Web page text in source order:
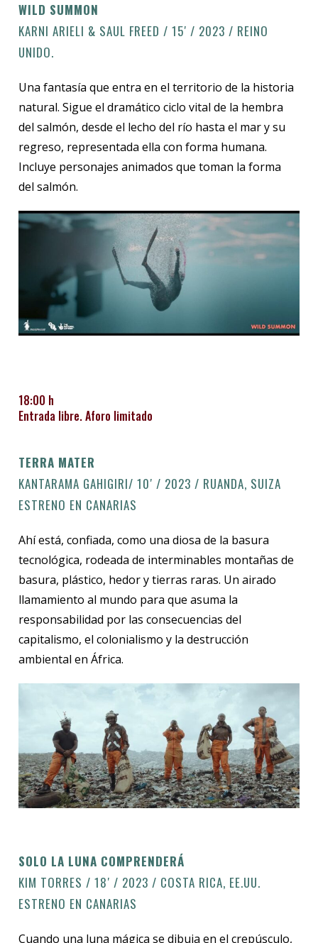
WILD SUMMON
KARNI ARIELI & SAUL FREED / 15′ / 2023 / REINO
UNIDO.
Una fantasía que entra en el territorio de la historia
natural. Sigue el dramático ciclo vital de la hembra
del salmón, desde el lecho del río hasta el mar y su
regreso, representada ella con forma humana.
Incluye personajes animados que toman la forma
del salmón.
18:00 h
Entrada libre. Aforo limitado
TERRA MATER
KANTARAMA GAHIGIRI/ 10′ / 2023 / RUANDA, SUIZA
ESTRENO EN CANARIAS
Ahí está, confiada, como una diosa de la basura
tecnológica, rodeada de interminables montañas de
basura, plástico, hedor y tierras raras. Un airado
llamamiento al mundo para que asuma la
responsabilidad por las consecuencias del
capitalismo, el colonialismo y la destrucción
ambiental en África.
SOLO LA LUNA COMPRENDERÁ
KIM TORRES / 18′ / 2023 / COSTA RICA, EE.UU.
ESTRENO EN CANARIAS
Cuando una luna mágica se dibuja en el crepúsculo,